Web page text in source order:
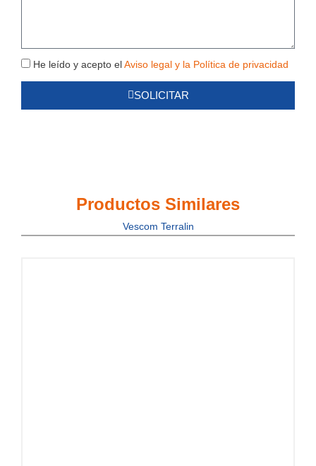
Política
de
He leído y acepto el Aviso legal y la Política de privacidad
SOLICITAR
Productos Similares
Vescom Terralin